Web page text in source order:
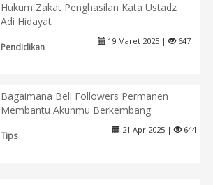
Hukum Zakat Penghasilan Kata Ustadz
Adi Hidayat
Pendidikan
19 Maret 2025 | 647
Bagaimana Beli Followers Permanen
Membantu Akunmu Berkembang
Tips
21 Apr 2025 | 644